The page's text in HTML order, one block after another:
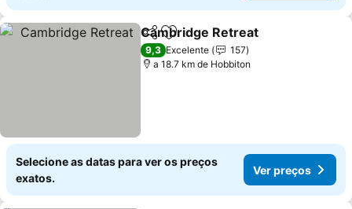
PartilharAdicionar aos favoritos
Cambridge Retreat
9,3 Excelente
157
a 18.7 km de Hobbiton
Selecione as datas para ver os preços
exatos.
Ver preços